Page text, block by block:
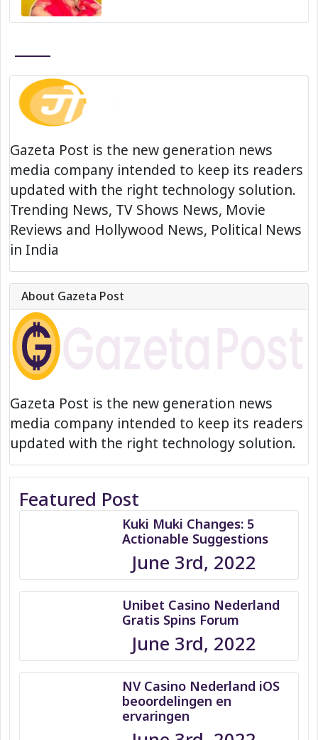
Gazeta Post is the new generation news
media company intended to keep its readers
updated with the right technology solution.
Trending News, TV Shows News, Movie
Reviews and Hollywood News, Political News
in India
About Gazeta Post
Gazeta Post is the new generation news
media company intended to keep its readers
updated with the right technology solution.
Featured Post
Kuki Muki Changes: 5
Actionable Suggestions
June 3rd, 2022
Unibet Casino Nederland
Gratis Spins Forum
June 3rd, 2022
NV Casino Nederland iOS
beoordelingen en
ervaringen